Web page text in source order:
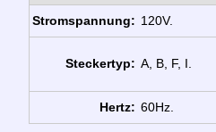
Stromspannung: 120V.
Steckertyp: A, B, F, I.
Hertz: 60Hz.